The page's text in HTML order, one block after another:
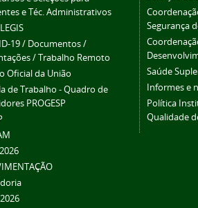
e Téc. Administrativos
19 / Documentos /
/ Trabalho Remoto
Oficial da União
de Trabalho - Quadro de
PROGESP
Segurança
Saúde
Informes e
Política
Qualidade